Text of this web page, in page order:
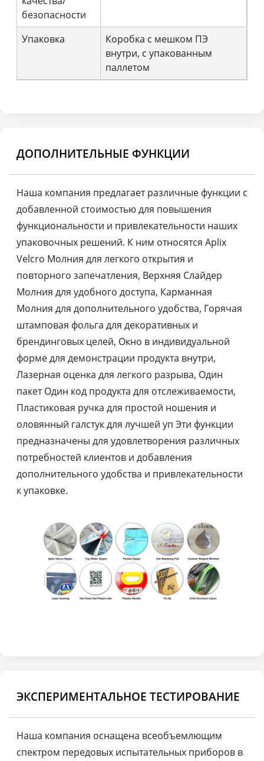
безопасности
Упаковка
Коробка с мешком ПЭ
внутри, с упакованным
паллетом
ДОПОЛНИТЕЛЬНЫЕ ФУНКЦИИ
Наша компания предлагает различные функции с
добавленной стоимостью для повышения
функциональности и привлекательности наших
упаковочных решений. К ним относятся Aplix
Velcro Молния для легкого открытия и
повторного запечатления, Верхняя Слайдер
Молния для удобного доступа, Карманная
Молния для дополнительного удобства, Горячая
штамповая фольга для декоративных и
брендинговых целей, Окно в индивидуальной
форме для демонстрации продукта внутри,
Лазерная оценка для легкого разрыва, Один
пакет Один код продукта для отслеживаемости,
Пластиковая ручка для простой ношения и
оловянный галстук для лучшей уп Эти функции
предназначены для удовлетворения различных
потребностей клиентов и добавления
дополнительного удобства и привлекательности
к упаковке.
ЭКСПЕРИМЕНТАЛЬНОЕ ТЕСТИРОВАНИЕ
Наша компания оснащена всеобъемлющим
спектром передовых испытательных приборов в